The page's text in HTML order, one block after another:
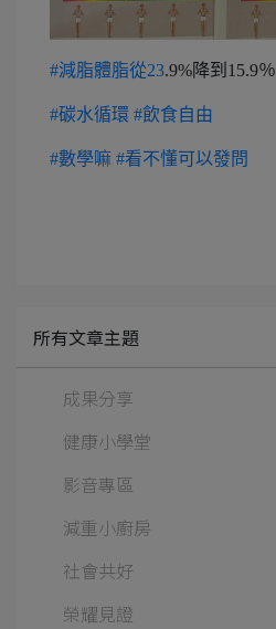
#減脂體脂從23.9%降到15.9％
#碳水循環 #飲食自由
#數學嘛 #看不懂可以發問
所有文章主題
成果分享
健康小學堂
影音專區
減重小廚房
社會共好
榮耀見證